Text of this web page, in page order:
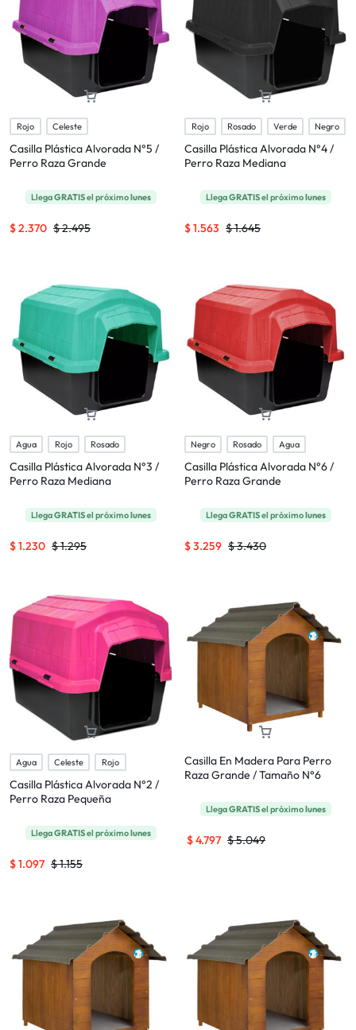
Rojo Celeste
Casilla Plástica Alvorada N°5 /
Perro Raza Grande
LlegaGRATISel próximolunes
$2.495
$2.370
Rojo Rosado Verde Negro
Casilla Plástica Alvorada N°4 /
Perro Raza Mediana
LlegaGRATISel próximolunes
$1.645
$1.563
Agua Rojo Rosado
Casilla Plástica Alvorada N°3 /
Perro Raza Mediana
LlegaGRATISel próximolunes
$1.295
$1.230
Negro Rosado Agua
Casilla Plástica Alvorada N°6 /
Perro Raza Grande
LlegaGRATISel próximolunes
$3.430
$3.259
Agua Celeste Rojo
Casilla Plástica Alvorada N°2 /
Perro Raza Pequeña
LlegaGRATISel próximolunes
$1.155
$1.097
Casilla En Madera Para Perro
Raza Grande / Tamaño N°6
LlegaGRATISel próximolunes
$5.049
$4.797